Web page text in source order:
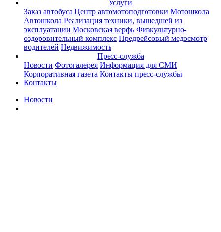
Услуги
Заказ автобуса Центр автомотоподготовки Мотошкола
Автошкола Реализация техники, вышедшей из
эксплуатации Московская верфь Физкультурно-
оздоровительный комплекс Предрейсовый медосмотр
водителей Недвижимость
Пресс-служба
Новости Фотогалерея Информация для СМИ
Корпоративная газета Контакты пресс-службы
Контакты
Новости